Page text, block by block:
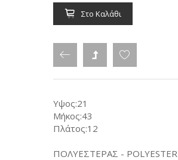
Στο Καλάθι
Υψος:21
Μήκος:43
Πλάτος:12
ΠΟΛΥΕΣΤΕΡΑΣ - POLYESTER